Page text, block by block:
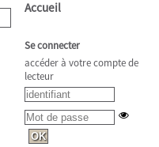
Accueil
Se connecter
accéder à votre compte de
lecteur